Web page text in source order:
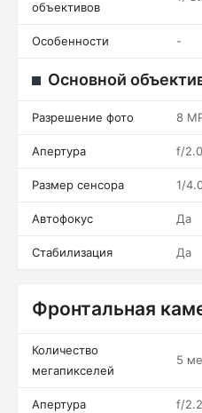
объективов
Особенности -
Основной
Разрешение фото 8
Апертура f/2.0
Размер сенсора 1/
Автофокус Да
Стабилизация Да
Фронтальная
Количество
мегапикселей
5
Апертура f/2.2